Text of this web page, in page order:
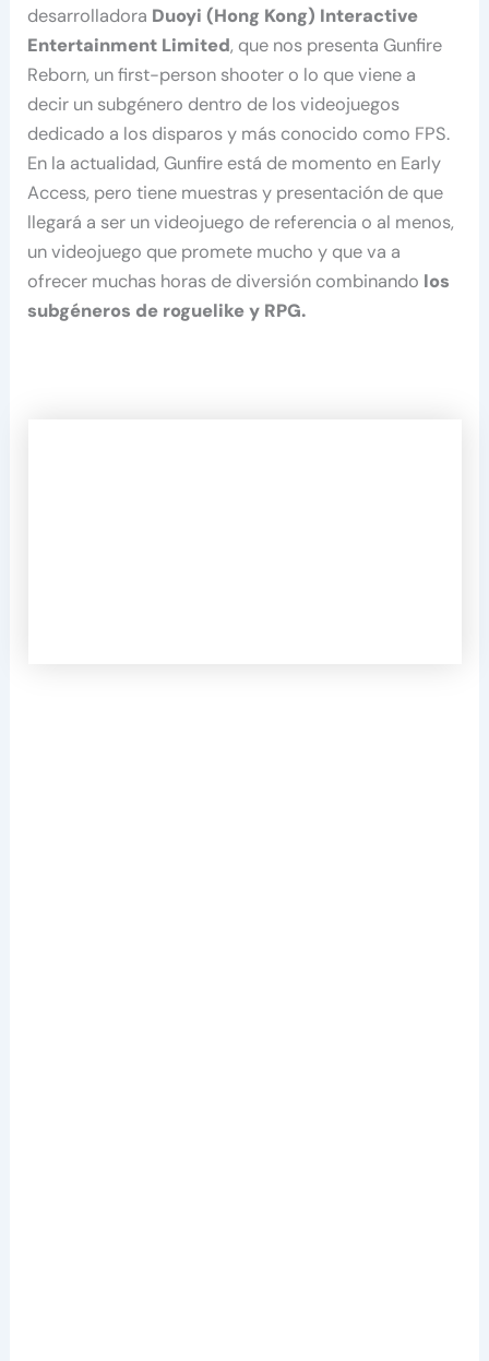
desarrolladora Duoyi (Hong Kong) Interactive
Entertainment Limited, que nos presenta Gunfire
Reborn, un first-person shooter o lo que viene a
decir un subgénero dentro de los videojuegos
dedicado a los disparos y más conocido como FPS.
En la actualidad, Gunfire está de momento en Early
Access, pero tiene muestras y presentación de que
llegará a ser un videojuego de referencia o al menos,
un videojuego que promete mucho y que va a
ofrecer muchas horas de diversión combinando los
subgéneros de roguelike y RPG.